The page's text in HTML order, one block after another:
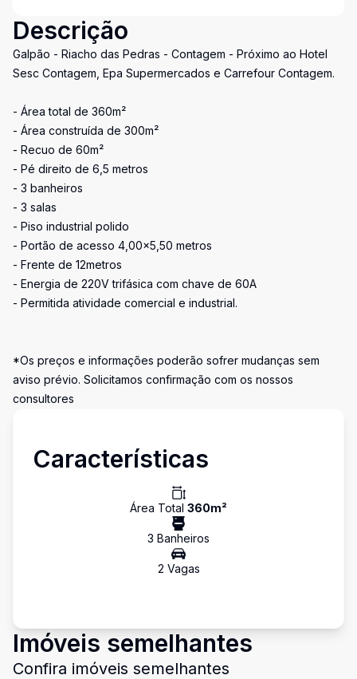
Descrição
Galpão - Riacho das Pedras - Contagem - Próximo ao Hotel
Sesc Contagem, Epa Supermercados e Carrefour Contagem.
- Área total de 360m²
- Área construída de 300m²
- Recuo de 60m²
- Pé direito de 6,5 metros
- 3 banheiros
- 3 salas
- Piso industrial polido
- Portão de acesso 4,00x5,50 metros
- Frente de 12metros
- Energia de 220V trifásica com chave de 60A
- Permitida atividade comercial e industrial.
*Os preços e informações poderão sofrer mudanças sem
aviso prévio. Solicitamos confirmação com os nossos
consultores
Características
Área Total 360m²
3 Banheiros
2 Vagas
Imóveis semelhantes
Confira imóveis semelhantes